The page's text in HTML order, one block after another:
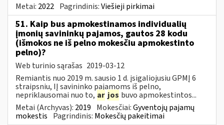
Metai: 2022 Pagrindinis:Viešieji pirkimai
51. Kaip bus apmokestinamos individualių
įmonių savininkų pajamos, gautos 28 kodu
(išmokos ne iš pelno mokesčiu apmokestinto
pelno)?
Web turinio sąrašas 2019-03-12
Remiantis nuo 2019 m. sausio 1 d. įsigaliojusiu GPMĮ 6
straipsniu, IĮ savininko pajamoms iš pelno,
nepriklausomai nuo to, ar jos buvo apmokestintos...
Metai (Archyvas): 2019 Mokesčiai:Gyventojų pajamų
mokestis Pagrindinis: Mokesčių pakeitimai